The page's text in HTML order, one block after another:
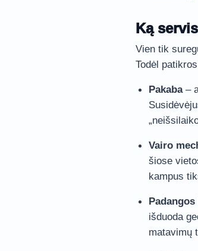
Ką
Vien tik
Todėl
Pakaba–
Vairo
šiose
kampus
išduoda
matavimų